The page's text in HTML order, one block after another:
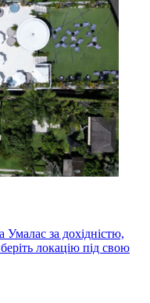
за дохідністю,
локацію під свою